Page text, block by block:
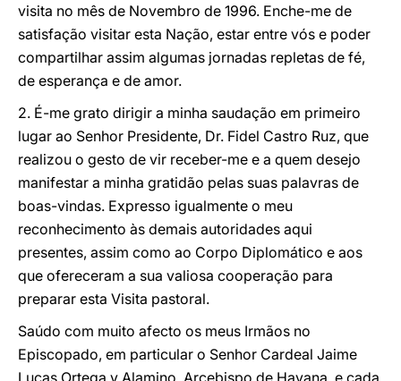
visita no mês de Novembro de 1996. Enche-me de
satisfação visitar esta Nação, estar entre vós e poder
compartilhar assim algumas jornadas repletas de fé,
de esperança e de amor.
2. É-me grato dirigir a minha saudação em primeiro
lugar ao Senhor Presidente, Dr. Fidel Castro Ruz, que
realizou o gesto de vir receber-me e a quem desejo
manifestar a minha gratidão pelas suas palavras de
boas-vindas. Expresso igualmente o meu
reconhecimento às demais autoridades aqui
presentes, assim como ao Corpo Diplomático e aos
que ofereceram a sua valiosa cooperação para
preparar esta Visita pastoral.
Saúdo com muito afecto os meus Irmãos no
Episcopado, em particular o Senhor Cardeal Jaime
Lucas Ortega y Alamino, Arcebispo de Havana, e cada